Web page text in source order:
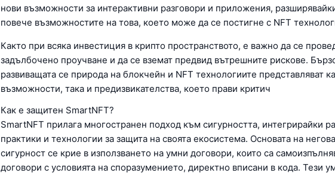
нови възможности за интерактивни разговори и приложения,
повече възможностите на това, което може да се постигне с NFT
Както при всяка инвестиция в крипто пространството, е важно да се
задълбочено проучване и да се вземат предвид вътрешните рискове.
развиващата се природа на блокчейн и NFT технологиите представляват
възможности, така и предизвикателства, което прави критич
Как е защитен SmartNFT?
SmartNFT прилага многостранен подход към сигурността, интегрирайки
практики и технологии за защита на своята екосистема. Основата на
сигурност се крие в използването на умни договори, които са
договори с условията на споразумението, директно вписани в кода. Тези